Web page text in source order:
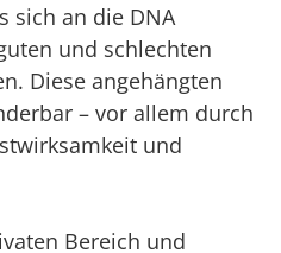
sich an die DNA
und schlechten
Diese angehängten
– vor allem durch
und
Bereich und